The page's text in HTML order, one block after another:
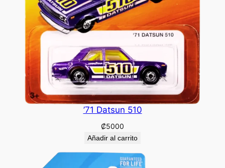
’71 Datsun 510
₡5000
Añadir al carrito